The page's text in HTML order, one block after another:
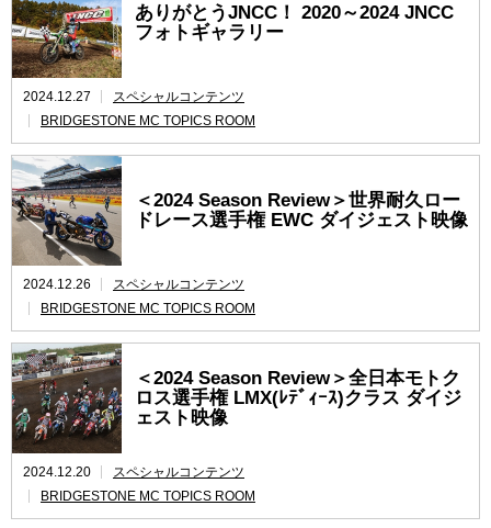
ありがとうJNCC！ 2020～2024 JNCC
フォトギャラリー
2024.12.27
スペシャルコンテンツ
BRIDGESTONE MC TOPICS ROOM
＜2024 Season Review＞世界耐久ロー
ドレース選手権 EWC ダイジェスト映像
2024.12.26
スペシャルコンテンツ
BRIDGESTONE MC TOPICS ROOM
＜2024 Season Review＞全日本モトク
ロス選手権 LMX(ﾚﾃﾞｨｰｽ)クラス ダイジ
ェスト映像
2024.12.20
スペシャルコンテンツ
BRIDGESTONE MC TOPICS ROOM